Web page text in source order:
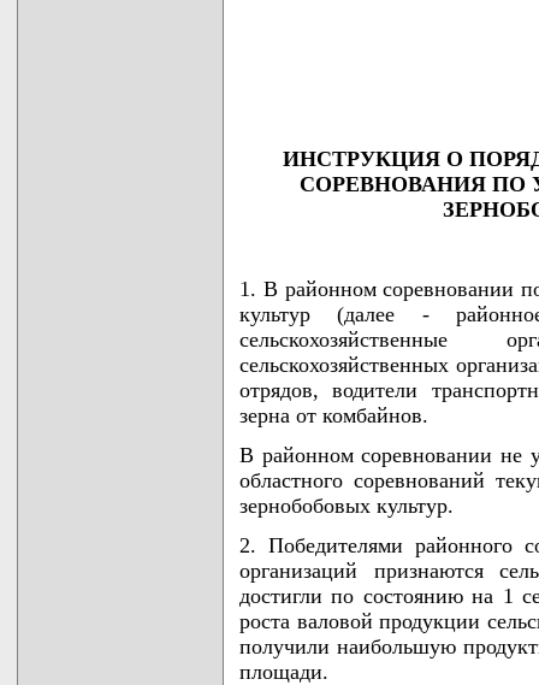
ИНСТРУКЦИЯ О
СОРЕВНОВАНИЯ ПО
1. В районном соревновании
культур (далее -
сельскохозяйственные
сельскохозяйственных
отрядов, водители
зерна от комбайнов.
В районном соревновании не
областного соревнований
зернобобовых культур.
2. Победителями районного
организаций признаются
достигли по состоянию на 1
роста валовой продукции
получили наибольшую
площади.